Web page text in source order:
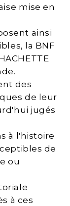
mise en
ainsi
la BNF
des
de leur
jugés
à l'histoire
de
ou
à ces